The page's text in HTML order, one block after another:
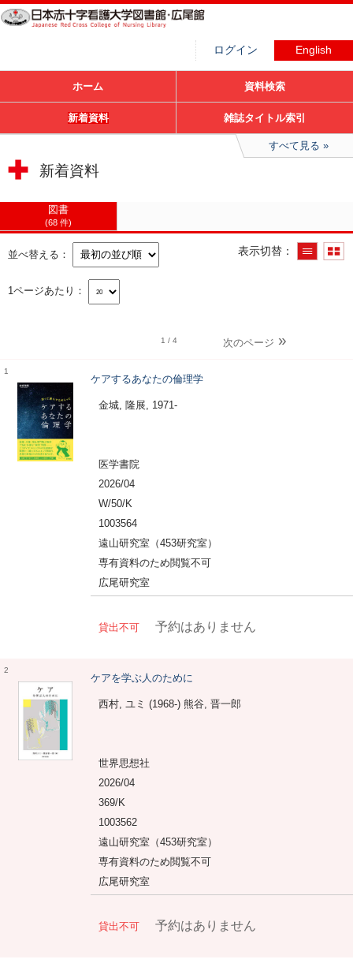
ログイン English
ホーム 資料検索
新着資料 雑誌タイトル索引
すべて見る
新着資料
図書
68 件
並べ替える 表示切替
1ページあたり
1 / 4 次のページ
1
ケアするあなたの倫理学
金城, 隆展, 1971-
医学書院
2026/04
W/50/K
1003564
遠山研究室（453研究室）
専有資料のため閲覧不可
広尾研究室
貸出不可 予約はありません
2
ケアを学ぶ人のために
西村, ユミ (1968-) 熊谷, 晋一郎
世界思想社
2026/04
369/K
1003562
遠山研究室（453研究室）
専有資料のため閲覧不可
広尾研究室
貸出不可 予約はありません